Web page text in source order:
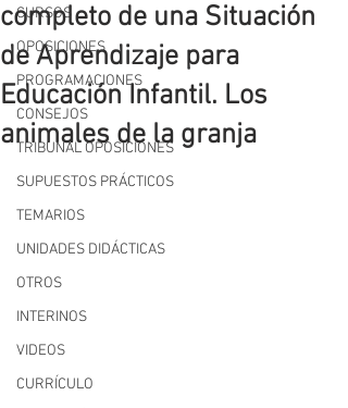
CURSOS
OPOSICIONES
PROGRAMACIONES
CONSEJOS
TRIBUNAL OPOSICIONES
SUPUESTOS PRÁCTICOS
TEMARIOS
UNIDADES DIDÁCTICAS
OTROS
INTERINOS
VIDEOS
CURRÍCULO
completo de una Situación
de Aprendizaje para
Educación Infantil. Los
animales de la granja